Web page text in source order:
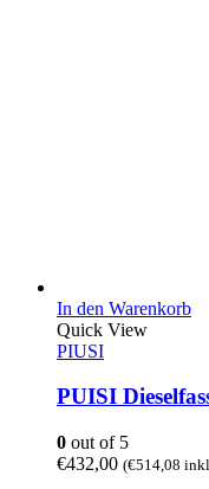
In den Warenkorb
Quick View
PIUSI
PUISI
0 out of 5
€432,00 (€514,08